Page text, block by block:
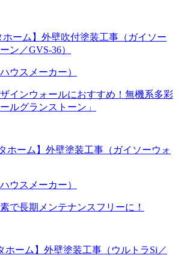
ーム】外壁吹付塗装工事（ガイソー
ン／GVS-36）
ウスメーカー）
インウォールにおすすめ！無機系多彩
ルグランストーン」
ホーム】外壁塗装工事（ガイソーウォ
ウスメーカー）
で長期メンテナンスフリーに！
ホーム】外壁塗装工事（ウルトラSi／